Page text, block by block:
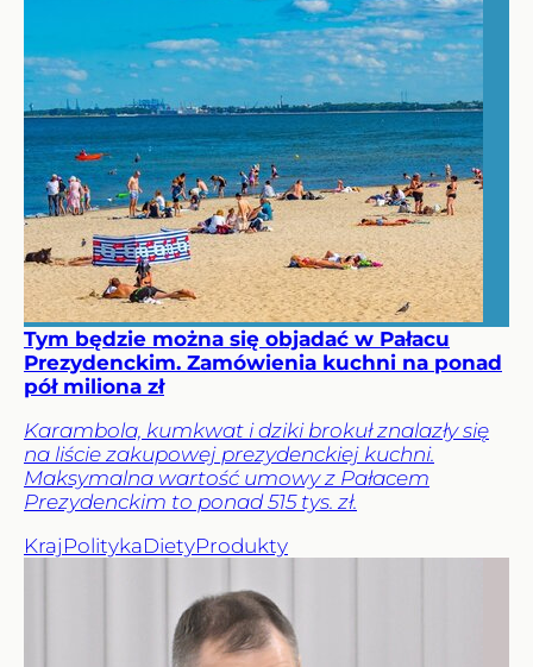
Tym będzie można się objadać w Pałacu
Prezydenckim. Zamówienia kuchni na ponad
pół miliona zł
Karambola, kumkwat i dziki brokuł znalazły się
na liście zakupowej prezydenckiej kuchni.
Maksymalna wartość umowy z Pałacem
Prezydenckim to ponad 515 tys. zł.
Kraj PolitykaDietyProdukty